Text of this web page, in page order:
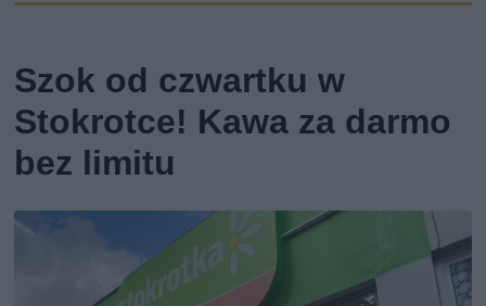
Szok od czwartku w
Stokrotce! Kawa za darmo
bez limitu